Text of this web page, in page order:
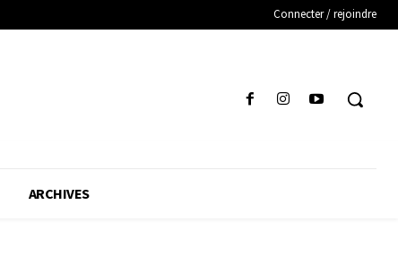
Connecter / rejoindre
ARCHIVES